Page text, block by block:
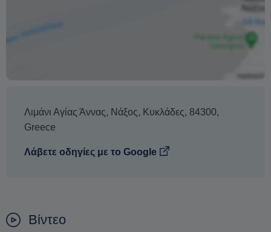
Λιμάνι Αγίας Άννας, Νάξος, Κυκλάδες, 84300,
Greece
Λάβετε οδηγίες με το Google
Βίντεο